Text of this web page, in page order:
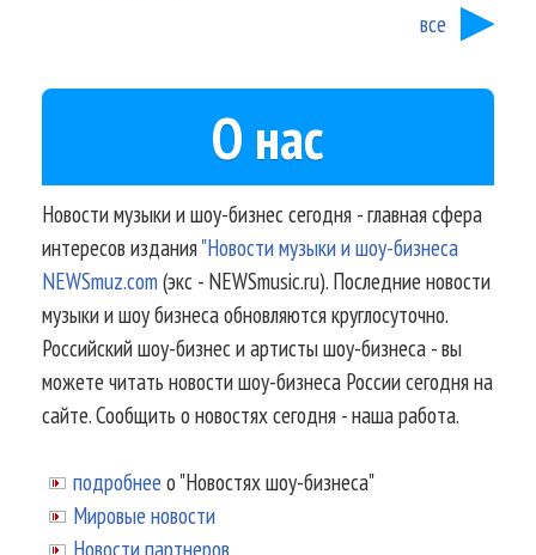
все
О нас
Новости музыки и шоу-бизнес сегодня - главная сфера
интересов издания"Новости музыки и шоу-бизнеса
NEWSmuz.com(экс - NEWSmusic.ru). Последние новости
музыки и шоу бизнеса обновляются круглосуточно.
Российский шоу-бизнес и артисты шоу-бизнеса - вы
можете читать новости шоу-бизнеса России сегодня на
сайте. Сообщить о новостях сегодня - наша работа.
подробнее о "Новостях шоу-бизнеса"
Мировые новости
Новости партнеров